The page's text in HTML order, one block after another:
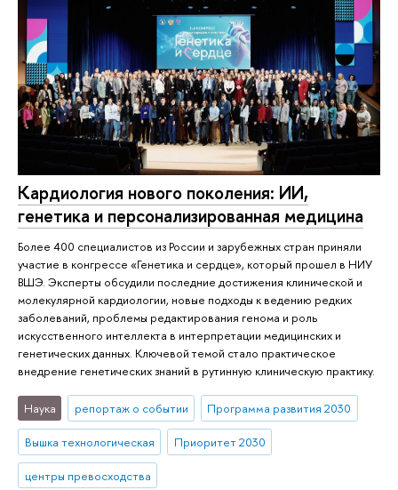
Кардиология нового поколения: ИИ,
генетика и персонализированная медицина
Более 400 специалистов из России и зарубежных стран приняли
участие в конгрессе «Генетика и сердце», который прошел в НИУ
ВШЭ. Эксперты обсудили последние достижения клинической и
молекулярной кардиологии, новые подходы к ведению редких
заболеваний, проблемы редактирования генома и роль
искусственного интеллекта в интерпретации медицинских и
генетических данных. Ключевой темой стало практическое
внедрение генетических знаний в рутинную клиническую практику.
Наука репортаж о событии Программа развития 2030
Вышка технологическая Приоритет 2030
центры превосходства